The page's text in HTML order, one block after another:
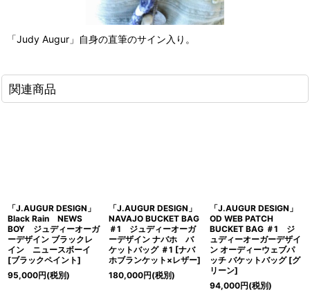
「Judy Augur」自身の直筆のサイン入り。
関連商品
「J.AUGUR DESIGN」
Black Rain NEWS
BOY ジュディーオーガ
ーデザイン ブラックレ
イン ニュースボーイ
[ブラックペイント]
95,000円(税別)
「J.AUGUR DESIGN」
NAVAJO BUCKET BAG
＃1 ジュディーオーガ
ーデザイン ナバホ バ
ケットバッグ ＃1 [ナバ
ホブランケット×レザー]
180,000円(税別)
「J.AUGUR DESIGN」
OD WEB PATCH
BUCKET BAG ＃1 ジ
ュディーオーガーデザイ
ン オーディーウェブパ
ッチ バケットバッグ [グ
リーン]
94,000円(税別)